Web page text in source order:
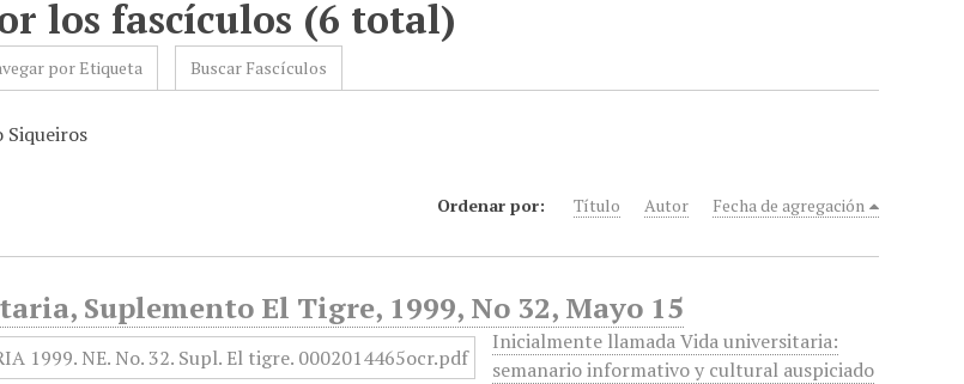
los fascículos (6 total)
por Etiqueta Buscar Fascículos
Siqueiros
Ordenar por: Título Autor Fecha de agregación
Suplemento El Tigre, 1999, No 32, Mayo 15
Inicialmente llamada Vida universitaria:
semanario informativo y cultural auspiciado